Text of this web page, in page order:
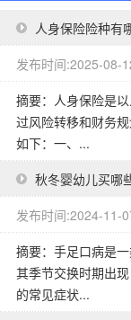
人身保险险种有
发布时间:2025-08-
摘要：人身保险是
过风险转移和财务
如下：一、...
秋冬婴幼儿买哪
发布时间:2024-11-
摘要：手足口病是
其季节交换时期出
的常见症状...